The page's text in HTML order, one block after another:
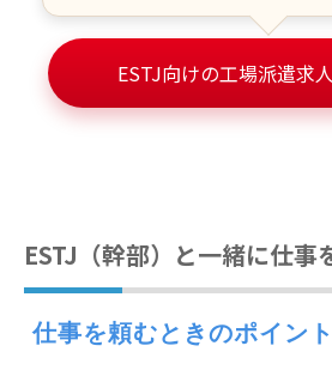
ESTJ向けの工場派遣求
ESTJ（幹部）と一緒に仕事
仕事を頼むときのポイント